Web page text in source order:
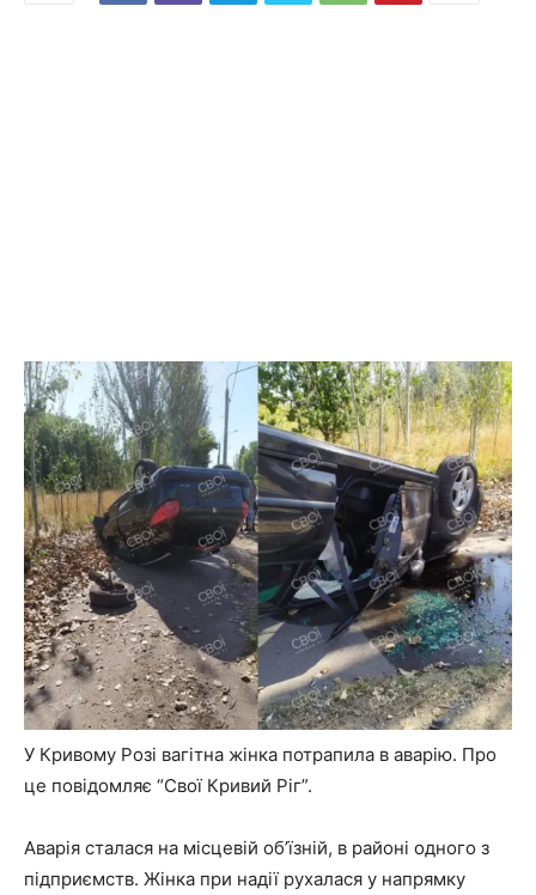
У Кривому Розі вагітна жінка потрапила в аварію. Про
це повідомляє “Свої Кривий Ріг”.
Аварія сталася на місцевій об’їзній, в районі одного з
підприємств. Жінка при надії рухалася у напрямку